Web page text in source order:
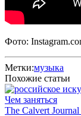
Фото:
Метки:музыка
Похожие статьи
Чем заняться
The Calvert